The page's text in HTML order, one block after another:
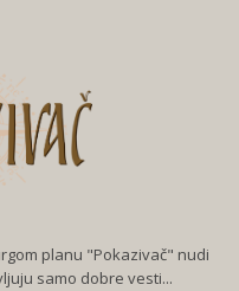
planu "Pokazivač" nudi
samo dobre vesti...